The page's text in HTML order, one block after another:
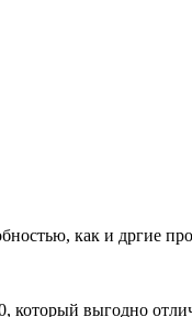
как и дргие
выгодно